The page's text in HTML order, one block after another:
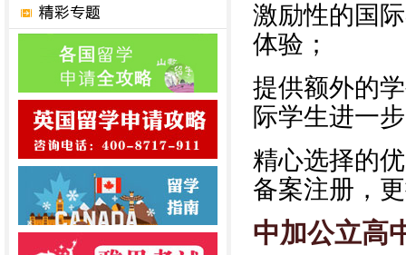
激励性的国
体验；
提供额外的
际学生进一
精心选择的
备案注册，
中加公立高